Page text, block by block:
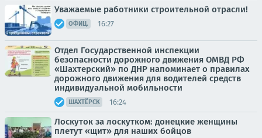
Уважаемые работники строительной отрасли!
ОФИЦ. 16:27
Отдел Государственной инспекции
безопасности дорожного движения ОМВД РФ
«Шахтерский» по ДНР напоминает о правилах
дорожного движения для водителей средств
индивидуальной мобильности
ШАХТЁРСК 16:24
Лоскуток за лоскутком: донецкие женщины
плетут «щит» для наших бойцов